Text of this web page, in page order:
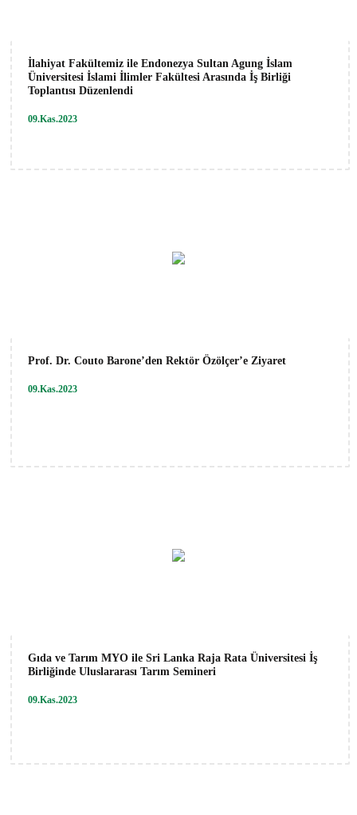
İlahiyat Fakültemiz ile Endonezya Sultan Agung İslam
Üniversitesi İslami İlimler Fakültesi Arasında İş Birliği
Toplantısı Düzenlendi
09.Kas.2023
Prof. Dr. Couto Barone’den Rektör Özölçer’e Ziyaret
09.Kas.2023
Gıda ve Tarım MYO ile Sri Lanka Raja Rata Üniversitesi İş
Birliğinde Uluslararası Tarım Semineri
09.Kas.2023